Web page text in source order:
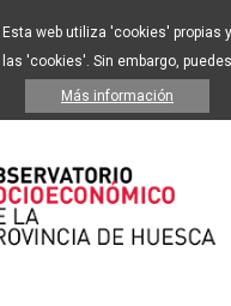
Esta web utiliza 'cookies' propias
las 'cookies'. Sin embargo,
Más información